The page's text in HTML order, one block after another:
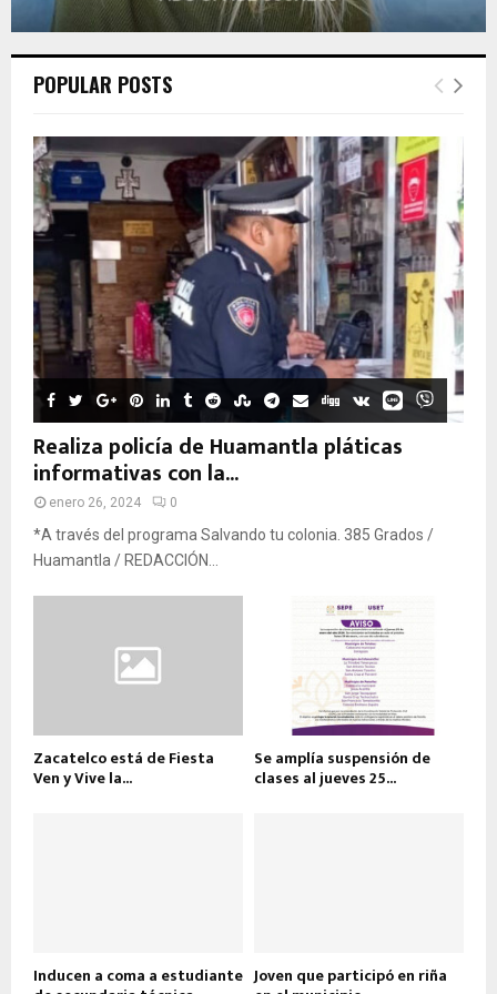
POPULAR POSTS
Realiza policía de Huamantla pláticas
informativas con la...
enero 26, 2024 0
*A través del programa Salvando tu colonia. 385 Grados /
Huamantla / REDACCIÓN...
Zacatelco está de Fiesta
Ven y Vive la...
Se amplía suspensión de
clases al jueves 25...
Inducen a coma a estudiante Joven que participó en riña